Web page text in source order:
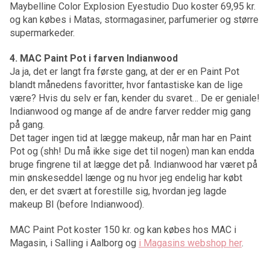
Maybelline Color Explosion Eyestudio Duo koster 69,95 kr.
og kan købes i Matas, stormagasiner, parfumerier og større
supermarkeder.
4. MAC Paint Pot i farven Indianwood
Ja ja, det er langt fra første gang, at der er en Paint Pot
blandt månedens favoritter, hvor fantastiske kan de lige
være? Hvis du selv er fan, kender du svaret… De er geniale!
Indianwood og mange af de andre farver redder mig gang
på gang.
Det tager ingen tid at lægge makeup, når man har en Paint
Pot og (shh! Du må ikke sige det til nogen) man kan endda
bruge fingrene til at lægge det på. Indianwood har været på
min ønskeseddel længe og nu hvor jeg endelig har købt
den, er det svært at forestille sig, hvordan jeg lagde
makeup BI (before Indianwood).
MAC Paint Pot koster 150 kr. og kan købes hos MAC i
Magasin, i Salling i Aalborg og i Magasins webshop her.